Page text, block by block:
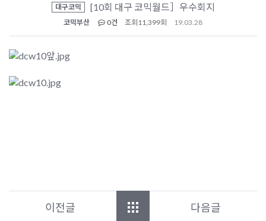
대구코믹 [10회 대구 코믹월드］우수회지
코믹부산 0건 조회 11,399회 19.03.28
이전글 다음글